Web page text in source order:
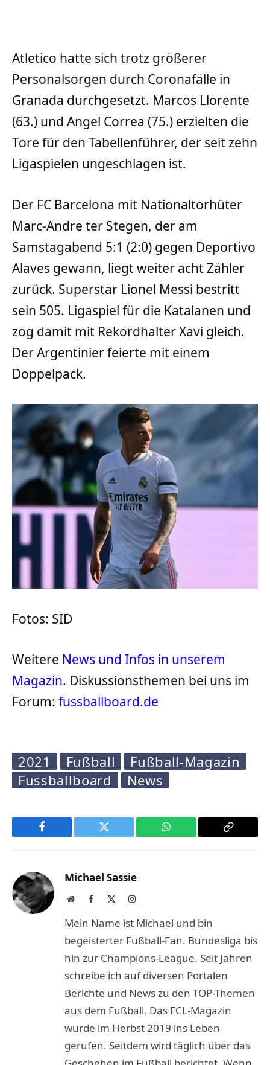
Atletico hatte sich trotz größerer
Personalsorgen durch Coronafälle in
Granada durchgesetzt. Marcos Llorente
(63.) und Angel Correa (75.) erzielten die
Tore für den Tabellenführer, der seit zehn
Ligaspielen ungeschlagen ist.
Der FC Barcelona mit Nationaltorhüter
Marc-Andre ter Stegen, der am
Samstagabend 5:1 (2:0) gegen Deportivo
Alaves gewann, liegt weiter acht Zähler
zurück. Superstar Lionel Messi bestritt
sein 505. Ligaspiel für die Katalanen und
zog damit mit Rekordhalter Xavi gleich.
Der Argentinier feierte mit einem
Doppelpack.
Fotos: SID
Weitere News und Infos in unserem
Magazin. Diskussionsthemen bei uns im
Forum: fussballboard.de
2021 Fußball
Fußball-Magazin
Fussballboard
News
Facebook Twitter WhatsApp
Copy
Michael Sassie
WebsiteFacebook Instagram
Mein Name ist Michael und bin
begeisterter Fußball-Fan. Bundesliga bis
hin zur Champions-League. Seit Jahren
schreibe ich auf diversen Portalen
Berichte und News zu den TOP-Themen
aus dem Fußball. Das FCL-Magazin
wurde im Herbst 2019 ins Leben
gerufen. Seitdem wird täglich über das